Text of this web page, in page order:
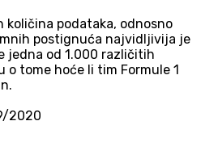
količina podataka, odnosno
postignuća najvidljivija je
jedna od 1.000 različitih
tome hoće li tim Formule 1
2020